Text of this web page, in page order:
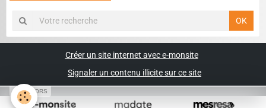
OK
Créer un site internet avec e-monsite
Signaler un contenu illicite sur ce site
SPONSORS